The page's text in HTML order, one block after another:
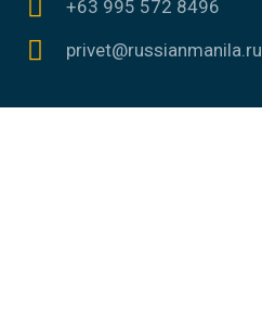
+63 995 572 8496
privet@russianmanila.ru